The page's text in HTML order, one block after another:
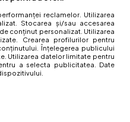
reclamelor. Utilizarea
Stocarea și/sau accesarea
conținut personalizat. Utilizarea
Crearea profilurilor pentru
Înțelegerea publicului
Utilizarea datelor limitate pentru
a selecta publicitatea. Date